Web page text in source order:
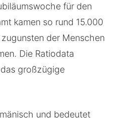
für den
kamen so rund 15.000
der Menschen
Die Ratiodata
großzügige
und bedeutet